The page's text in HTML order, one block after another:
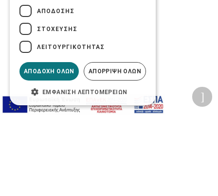
ΑΠΌΔΟΣΗΣ
ΣΤΌΧΕΥΣΗΣ
ΛΕΙΤΟΥΡΓΙΚΌΤΗΤΑΣ
ΑΠΟΔΟΧΉ ΌΛΩΝ ΑΠΌΡΡΙΨΗ ΌΛΩΝ
ΕΜΦΆΝΙΣΗ ΛΕΠΤΟΜΕΡΕΙΏΝ